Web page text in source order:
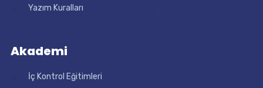
Yazım Kuralları
Akademi
İç Kontrol Eğitimleri